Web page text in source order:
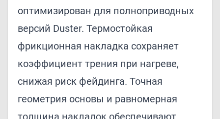
оптимизирован для полноприводных
версий Duster. Термостойкая
фрикционная накладка сохраняет
коэффициент трения при нагреве,
снижая риск фейдинга. Точная
геометрия основы и равномерная